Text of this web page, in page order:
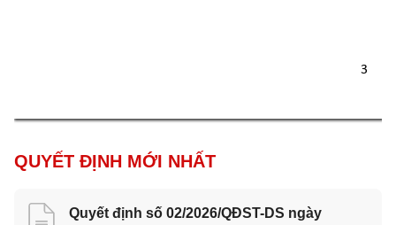
3
QUYẾT ĐỊNH MỚI NHẤT
Quyết định số 02/2026/QĐST-DS ngày